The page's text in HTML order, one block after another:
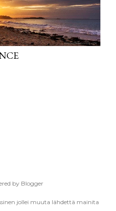
by Blogger
jollei muuta lähdettä mainita